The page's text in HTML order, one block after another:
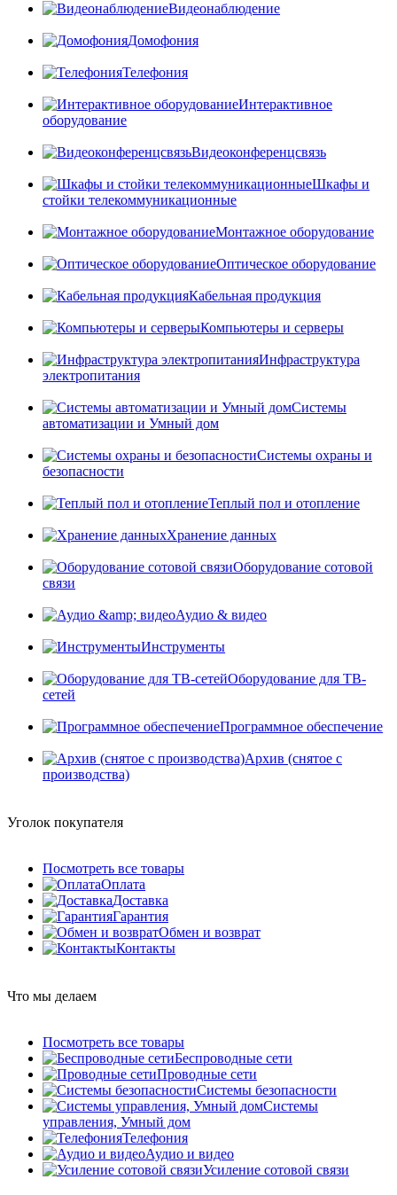
Видеонаблюдение
Домофония
Телефония
Интерактивное
оборудование
Видеоконференцсвязь
Шкафы и
стойки телекоммуникационные
Монтажное оборудование
Оптическое оборудование
Кабельная продукция
Компьютеры и серверы
Инфраструктура
электропитания
Системы
автоматизации и Умный дом
Системы охраны и
безопасности
Теплый пол и отопление
Хранение данных
Оборудование сотовой
связи
Аудио & видео
Инструменты
Оборудование для ТВ-
сетей
Программное обеспечение
Архив (снятое с
производства)
Уголок покупателя
Посмотреть все товары
Оплата
Доставка
Гарантия
Обмен и возврат
Контакты
Что мы делаем
Посмотреть все товары
Беспроводные сети
Проводные сети
Системы безопасности
Системы
управления, Умный дом
Телефония
Аудио и видео
Усиление сотовой связи